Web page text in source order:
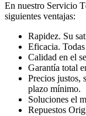
En nuestro Servicio
siguientes ventajas:
Rapidez. Su
Eficacia. Todas
Calidad en el
Garantía total
Precios justos,
plazo mínimo.
Soluciones el
Repuestos